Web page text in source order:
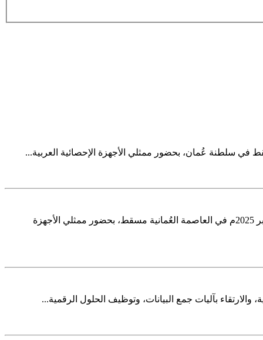
شاركت الهيئة العامة للإحصاء في الاجتماع الخمسين لمجلس أمناء المعهد العربي للتدريب والبحوث الإحصائية، والذي عُقد يوم الإثنين 13 أكتوبر 2025م في العاصمة العُمانية مسقط، بحضور ممثلي الأجهزة
والارتقاء بآليات جمع البيانات، وتوظيف الحلول الرقمية...